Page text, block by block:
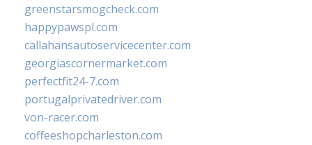
greenstarsmogcheck.com
happypawspl.com
callahansautoservicecenter.com
georgiascornermarket.com
perfectfit24-7.com
portugalprivatedriver.com
von-racer.com
coffeeshopcharleston.com